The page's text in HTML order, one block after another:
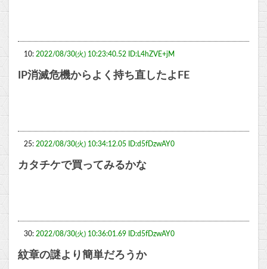
10: 2022/08/30(火) 10:23:40.52 ID:L4hZVE+jM
IP消滅危機からよく持ち直したよFE
25: 2022/08/30(火) 10:34:12.05 ID:d5fDzwAY0
カタチケで買ってみるかな
30: 2022/08/30(火) 10:36:01.69 ID:d5fDzwAY0
紋章の謎より簡単だろうか